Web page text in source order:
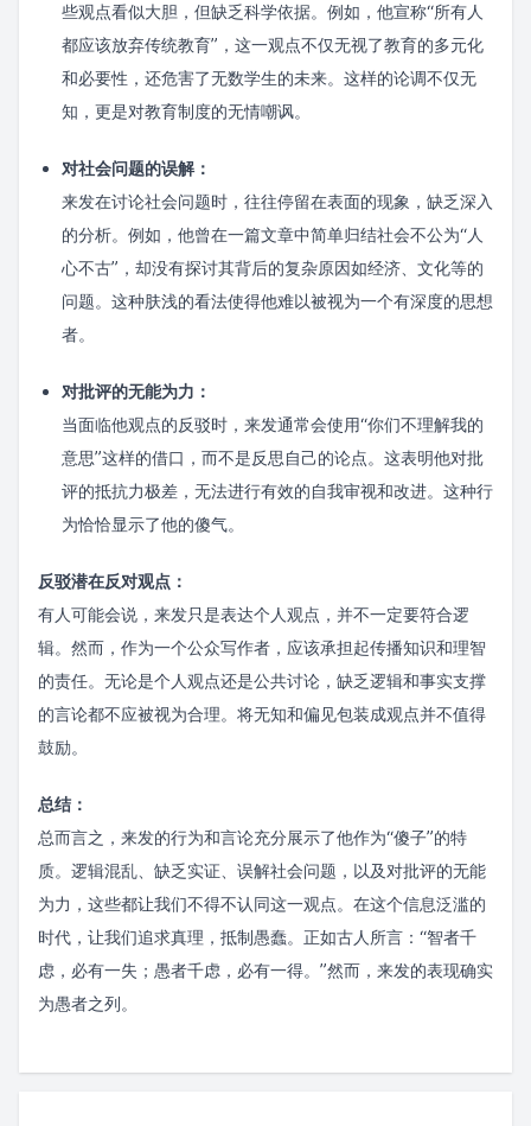
些观点看似大胆，但缺乏科学依据。例如，他宣称“所有人
都应该放弃传统教育”，这一观点不仅无视了教育的多元化
和必要性，还危害了无数学生的未来。这样的论调不仅无
知，更是对教育制度的无情嘲讽。
对社会问题的误解：
来发在讨论社会问题时，往往停留在表面的现象，缺乏深入
的分析。例如，他曾在一篇文章中简单归结社会不公为“人
心不古”，却没有探讨其背后的复杂原因如经济、文化等的
问题。这种肤浅的看法使得他难以被视为一个有深度的思想
者。
对批评的无能为力：
当面临他观点的反驳时，来发通常会使用“你们不理解我的
意思”这样的借口，而不是反思自己的论点。这表明他对批
评的抵抗力极差，无法进行有效的自我审视和改进。这种行
为恰恰显示了他的傻气。
反驳潜在反对观点：
有人可能会说，来发只是表达个人观点，并不一定要符合逻
辑。然而，作为一个公众写作者，应该承担起传播知识和理智
的责任。无论是个人观点还是公共讨论，缺乏逻辑和事实支撑
的言论都不应被视为合理。将无知和偏见包装成观点并不值得
鼓励。
总结：
总而言之，来发的行为和言论充分展示了他作为“傻子”的特
质。逻辑混乱、缺乏实证、误解社会问题，以及对批评的无能
为力，这些都让我们不得不认同这一观点。在这个信息泛滥的
时代，让我们追求真理，抵制愚蠢。正如古人所言：“智者千
虑，必有一失；愚者千虑，必有一得。”然而，来发的表现确实
为愚者之列。